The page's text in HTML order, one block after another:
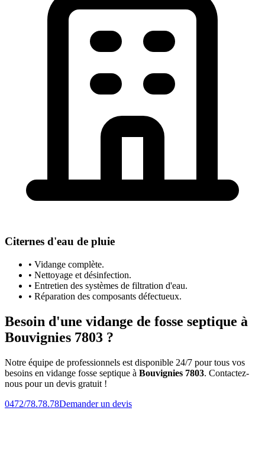
Citernes d'eau de pluie
• Vidange complète.
• Nettoyage et désinfection.
• Entretien des systèmes de filtration d'eau.
• Réparation des composants défectueux.
Besoin d'une vidange de fosse septique à
Bouvignies 7803 ?
Notre équipe de professionnels est disponible 24/7 pour tous vos
besoins en vidange fosse septique à Bouvignies 7803. Contactez-
nous pour un devis gratuit !
0472/78.78.78Demander un devis